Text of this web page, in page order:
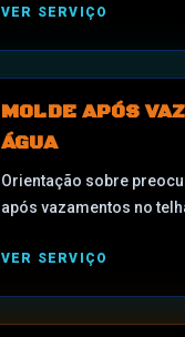
armários, drywall,
VER SERVIÇO
MOLDE APÓS
ÁGUA
Orientação sobre
após vazamentos no
intrusão de águas
VER SERVIÇO